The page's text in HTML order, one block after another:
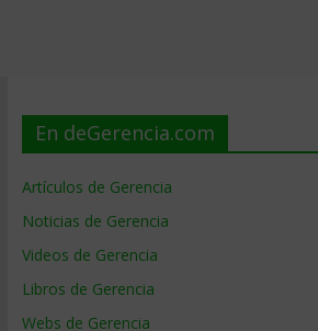
En deGerencia.com
Artículos de Gerencia
Noticias de Gerencia
Videos de Gerencia
Libros de Gerencia
Webs de Gerencia